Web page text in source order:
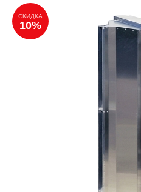
СКИДКА
10%